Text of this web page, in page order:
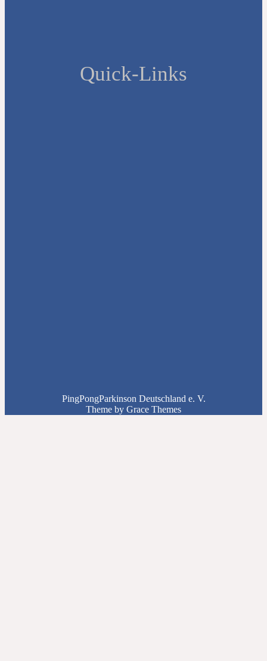
Quick-Links
PingPongParkinson Deutschland e. V.
Theme by Grace Themes